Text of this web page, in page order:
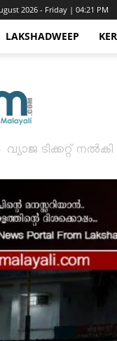
2026 - Friday | 04:21 PM
LAKSHADWEEP
വ്യാജ ടിക്കറ്റ്